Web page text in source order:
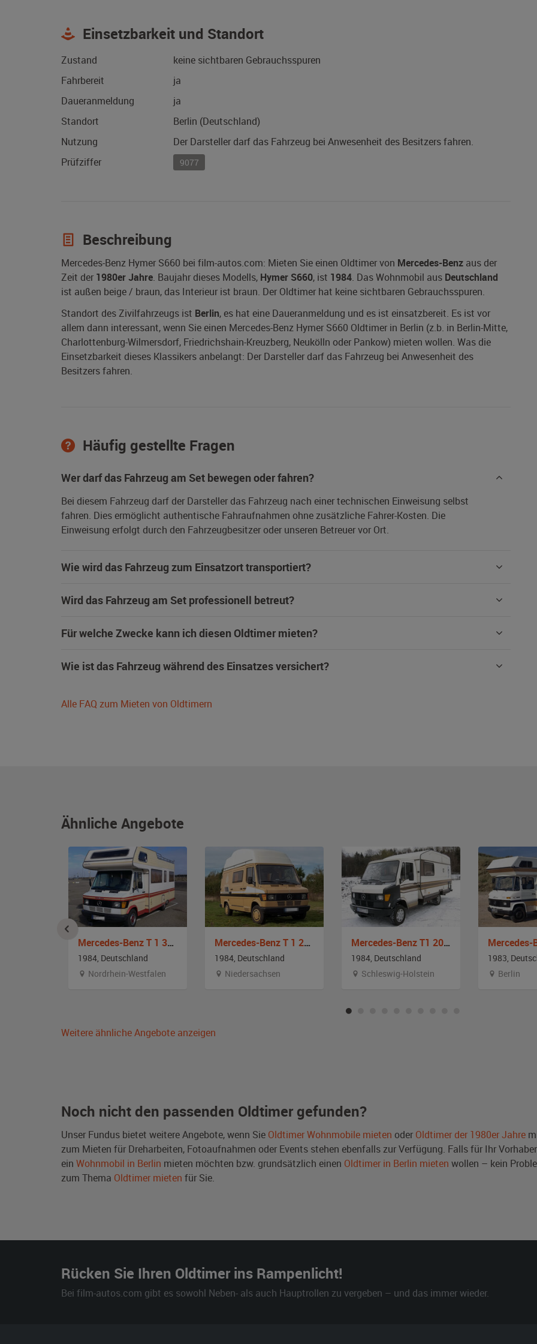
Einsetzbarkeit und Standort
Zustand
keine sichtbaren Gebrauchsspuren
Fahrbereit
ja
Daueranmeldung
ja
Standort
Berlin (Deutschland)
Nutzung
Der Darsteller darf das Fahrzeug bei Anwesenheit des Besitzers fahren.
Prüfziffer
9077
Beschreibung
Mercedes-Benz Hymer S660 bei film-autos.com: Mieten Sie einen Oldtimer von Mercedes-Benz aus der
Zeit der 1980er Jahre. Baujahr dieses Modells, Hymer S660, ist 1984. Das Wohnmobil aus Deutschland
ist außen beige / braun, das Interieur ist braun. Der Oldtimer hat keine sichtbaren Gebrauchsspuren.
Standort des Zivilfahrzeugs ist Berlin, es hat eine Daueranmeldung und es ist einsatzbereit. Es ist vor
allem dann interessant, wenn Sie einen Mercedes-Benz Hymer S660 Oldtimer in Berlin (z.b. in Berlin-Mitte,
Charlottenburg-Wilmersdorf, Friedrichshain-Kreuzberg, Neukölln oder Pankow) mieten wollen. Was die
Einsetzbarkeit dieses Klassikers anbelangt: Der Darsteller darf das Fahrzeug bei Anwesenheit des
Besitzers fahren.
Häufig gestellte Fragen
Wer darf das Fahrzeug am Set bewegen oder fahren?
Bei diesem Fahrzeug darf der Darsteller das Fahrzeug nach einer technischen Einweisung selbst
fahren. Dies ermöglicht authentische Fahraufnahmen ohne zusätzliche Fahrer-Kosten. Die
Einweisung erfolgt durch den Fahrzeugbesitzer oder unseren Betreuer vor Ort.
Wie wird das Fahrzeug zum Einsatzort transportiert?
Wird das Fahrzeug am Set professionell betreut?
Für welche Zwecke kann ich diesen Oldtimer mieten?
Wie ist das Fahrzeug während des Einsatzes versichert?
Alle FAQ zum Mieten von Oldtimern
Ähnliche Angebote
Mercedes-Benz T 1 309 D Karmann-Mobil
1984, Deutschland
Nordrhein-Westfalen
Mercedes-Benz T 1 210 Westfalia Marco Polo
1984, Deutschland
Niedersachsen
Mercedes-Benz T1 207D
1984, Deutschland
Schleswig-Holstein
1983,
Berlin
Weitere ähnliche Angebote anzeigen
Noch nicht den passenden Oldtimer gefunden?
Unser Fundus bietet weitere Angebote, wenn Sie Oldtimer Wohnmobile mieten oder Oldtimer der 1980er Jahre
zum Mieten für Dreharbeiten, Fotoaufnahmen oder Events stehen ebenfalls zur Verfügung. Falls für Ihr
ein Wohnmobil in Berlin mieten möchten bzw. grundsätzlich einen Oldtimer in Berlin mieten wollen – kein
zum Thema Oldtimer mieten für Sie.
Rücken Sie Ihren Oldtimer ins Rampenlicht!
Bei film-autos.com gibt es sowohl Neben- als auch Hauptrollen zu vergeben – und das immer wieder.